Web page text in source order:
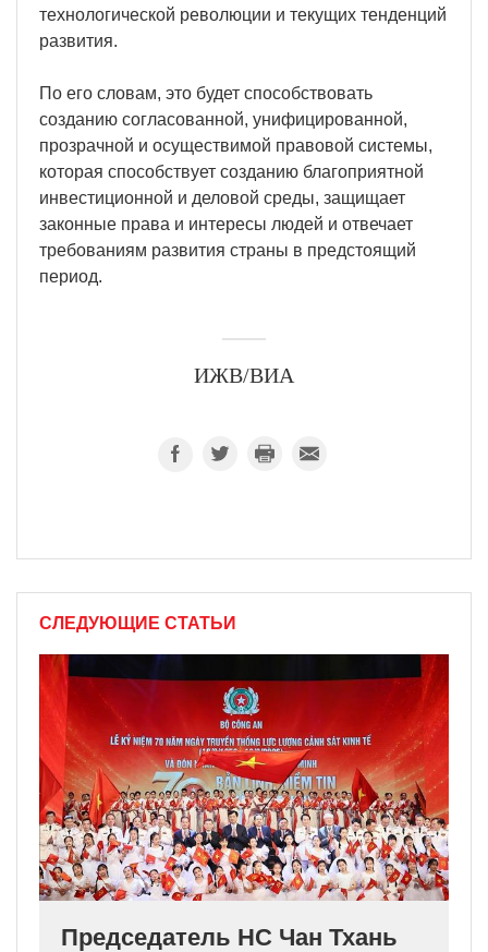
технологической революции и текущих тенденций
развития.
По его словам, это будет способствовать
созданию согласованной, унифицированной,
прозрачной и осуществимой правовой системы,
которая способствует созданию благоприятной
инвестиционной и деловой среды, защищает
законные права и интересы людей и отвечает
требованиям развития страны в предстоящий
период.
ИЖВ/ВИА
СЛЕДУЮЩИЕ СТАТЬИ
Председатель НС Чан Тхань